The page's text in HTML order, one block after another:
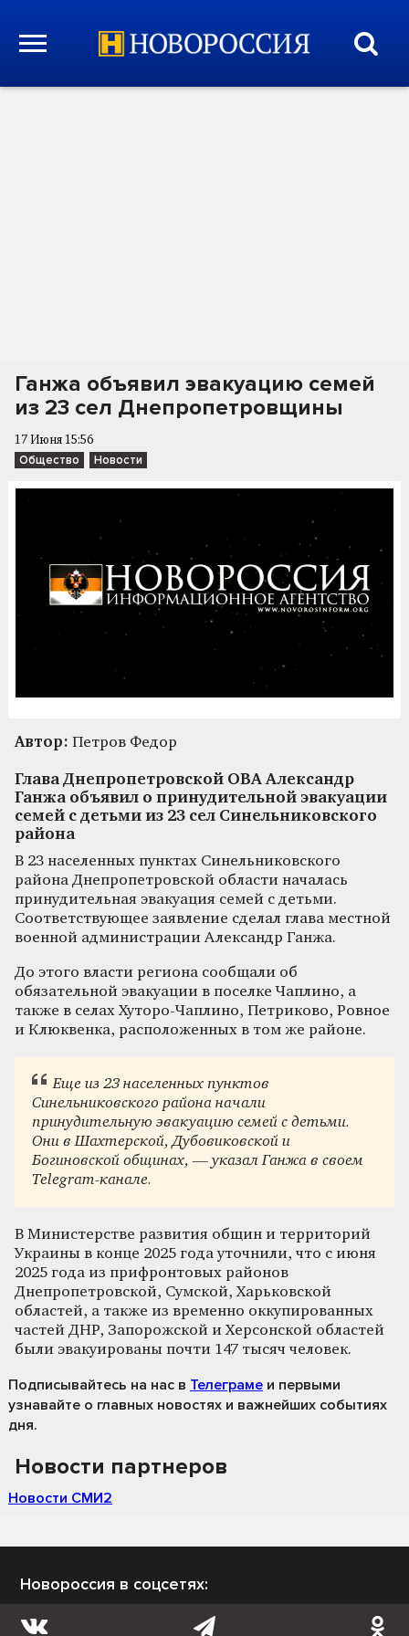
Ганжа объявил эвакуацию семей
из 23 сел Днепропетровщины
17 Июня 15:56
Общество Новости
Автор: Петров Федор
Глава Днепропетровской ОВА Александр
Ганжа объявил о принудительной эвакуации
семей с детьми из 23 сел Синельниковского
района
В 23 населенных пунктах Синельниковского
района Днепропетровской области началась
принудительная эвакуация семей с детьми.
Соответствующее заявление сделал глава местной
военной администрации Александр Ганжа.
До этого власти региона сообщали об
обязательной эвакуации в поселке Чаплино, а
также в селах Хуторо-Чаплино, Петриково, Ровное
и Клюквенка, расположенных в том же районе.
Еще из 23 населенных пунктов
Синельниковского района начали
принудительную эвакуацию семей с детьми.
Они в Шахтерской, Дубовиковской и
Богиновской общинах, — указал Ганжа в своем
Telegram-канале.
В Министерстве развития общин и территорий
Украины в конце 2025 года уточнили, что с июня
2025 года из прифронтовых районов
Днепропетровской, Сумской, Харьковской
областей, а также из временно оккупированных
частей ДНР, Запорожской и Херсонской областей
были эвакуированы почти 147 тысяч человек.
Подписывайтесь на нас в Телеграме и первыми
узнавайте о главных новостях и важнейших событиях
дня.
Новости партнеров
Новости СМИ2
Новороссия в соцсетях: